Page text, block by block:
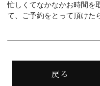
忙しくてなかなかお時間を
て、ご予約をとって頂けた
戻る